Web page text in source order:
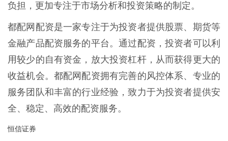
负担，更加专注于市场分析和投资策略的制定。
都配网配资是一家专注于为投资者提供股票、期货等
金融产品配资服务的平台。通过配资，投资者可以利
用较少的自有资金，放大投资杠杆，从而获得更大的
收益机会。都配网配资拥有完善的风控体系、专业的
服务团队和丰富的行业经验，致力于为投资者提供安
全、稳定、高效的配资服务。
恒信证券